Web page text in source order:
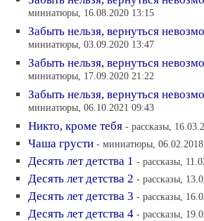
миниатюры, 16.08.2020 13:15
Забыть нельзя, вернуться
миниатюры, 03.09.2020 13:47
Забыть нельзя, вернуться
миниатюры, 17.09.2020 21:22
Забыть нельзя, вернуться
миниатюры, 06.10.2021 09:43
Никто, кроме тебя - рассказы,
Чаша грусти - миниатюры,
Десять лет детства 1 - рассказы,
Десять лет детства 2 - рассказы,
Десять лет детства 3 - рассказы,
Десять лет детства 4 - рассказы,